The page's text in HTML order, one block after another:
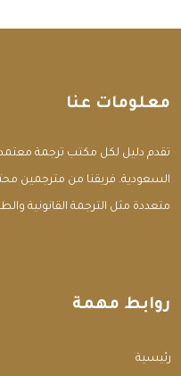
معلومات عنا
تقدم دليل لكل مكتب ترجمة معتمد
السعودية. فريقنا من مترجمين
متعددة مثل الترجمة القانونية
روابط مهمة
الرئيسية